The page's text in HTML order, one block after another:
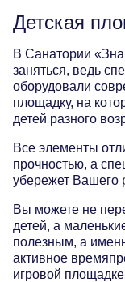
Детская
В Санатории
заняться, ведь
оборудовали
площадку, на
детей разного
Все элементы
прочностью, а
убережет Вашего
Вы можете не
детей, а
полезным, а
активное
игровой
Август
Октябрь
Ноябрь